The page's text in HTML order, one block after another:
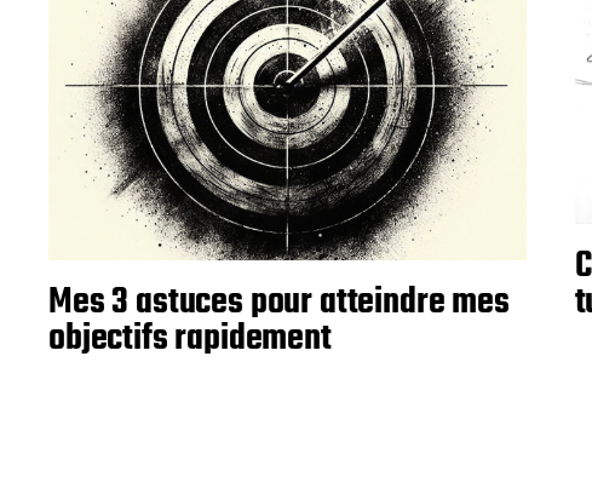
Mes 3 astuces pour atteindre mes
objectifs rapidement